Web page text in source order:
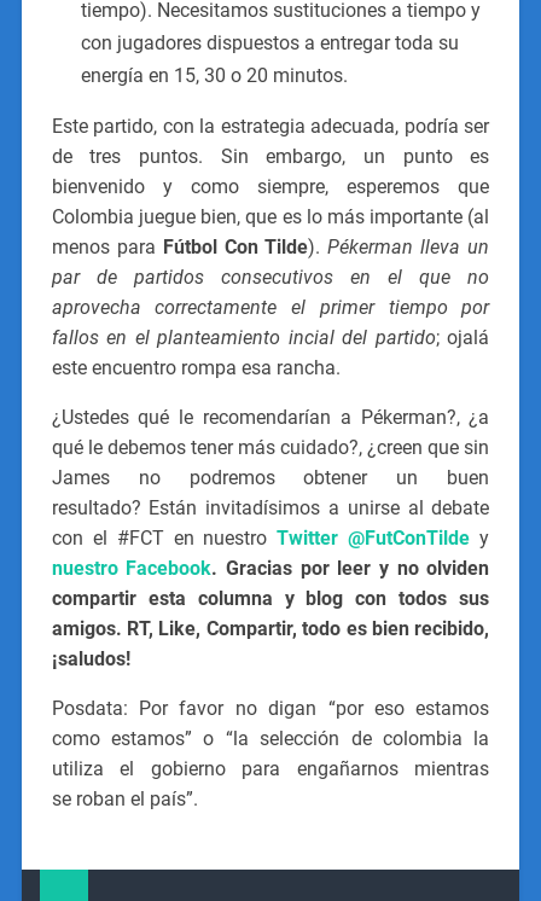
tiempo). Necesitamos sustituciones a tiempo y
con jugadores dispuestos a entregar toda su
energía en 15, 30 o 20 minutos.
Este partido, con la estrategia adecuada, podría ser
de tres puntos. Sin embargo, un punto es
bienvenido y como siempre, esperemos que
Colombia juegue bien, que es lo más importante (al
menos para Fútbol Con Tilde).Pékerman lleva un
par de partidos consecutivos en el que no
aprovecha correctamente el primer tiempo por
fallos en el planteamiento incial del partido; ojalá
este encuentro rompa esa rancha.
¿Ustedes qué le recomendarían a Pékerman?, ¿a
qué le debemos tener más cuidado?, ¿creen que sin
James no podremos obtener un buen
resultado? Están invitadísimos a unirse al debate
con el #FCT en nuestroTwitter @FutConTilde y
nuestro Facebook. Gracias por leer y no olviden
compartir esta columna y blog con todos sus
amigos. RT, Like, Compartir, todo es bien recibido,
¡saludos!
Posdata: Por favor no digan “por eso estamos
como estamos” o “la selección de colombia la
utiliza el gobierno para engañarnos mientras
se roban el país”.